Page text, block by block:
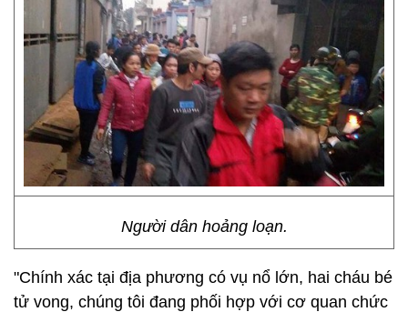
Người dân hoảng loạn.
"Chính xác tại địa phương có vụ nổ lớn, hai cháu bé
tử vong, chúng tôi đang phối hợp với cơ quan chức